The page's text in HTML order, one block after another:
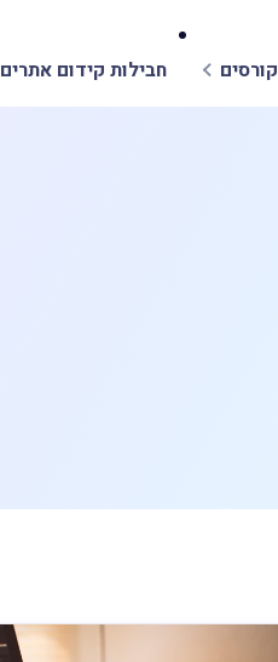
קורסים חבילות קידום אתרים